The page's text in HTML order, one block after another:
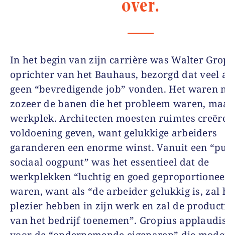
In het begin van zijn carrière was Walter
oprichter van het Bauhaus, bezorgd dat veel
geen “bevredigende job” vonden. Het waren
zozeer de banen die het probleem waren,
werkplek. Architecten moesten ruimtes
voldoening geven, want gelukkige arbeiders
garanderen een enorme winst. Vanuit een
sociaal oogpunt” was het essentieel dat de
werkplekken “luchtig en goed
waren, want als “de arbeider gelukkig is, zal
plezier hebben in zijn werk en zal de
van het bedrijf toenemen”. Gropius